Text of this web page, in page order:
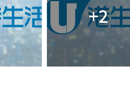
+2